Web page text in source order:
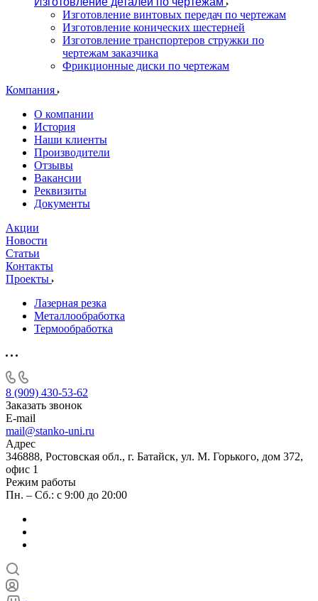
Изготовление винтовых передач по чертежам
Изготовление конических шестерней
Изготовление транспортеров стружки по
чертежам заказчика
Фрикционные диски по чертежам
Компания
О компании
История
Наши клиенты
Производители
Отзывы
Вакансии
Реквизиты
Документы
Акции
Новости
Статьи
Контакты
Проекты
Лазерная резка
Металлообработка
Термообработка
8 (909) 430-53-62
Заказать звонок
E-mail
mail@stanko-uni.ru
Адрес
346888, Ростовская обл., г. Батайск, ул. М. Горького, дом 372,
офис 1
Режим работы
Пн. – Сб.: с 9:00 до 20:00